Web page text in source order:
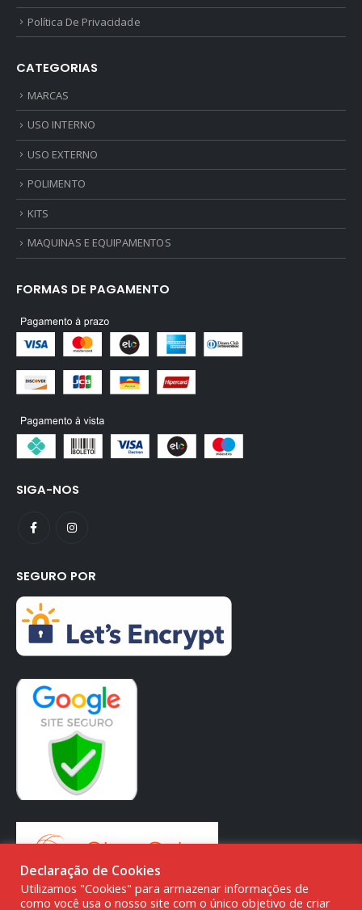
Política De Privacidade
CATEGORIAS
MARCAS
USO INTERNO
USO EXTERNO
POLIMENTO
KITS
MAQUINAS E EQUIPAMENTOS
FORMAS DE PAGAMENTO
SIGA-NOS
SEGURO POR
Declaração de Cookies
Utilizamos "Cookies" para armazenar informações de
como você usa o nosso site com o único objetivo de criar